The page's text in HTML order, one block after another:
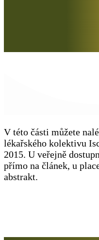
V této části můžete
lékařského kolektivu
2015. U veřejně
přímo na článek, u
abstrakt.